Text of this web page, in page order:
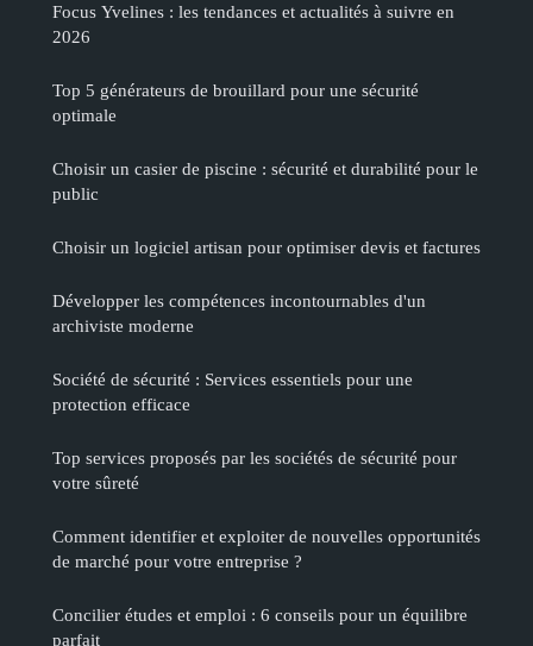
Focus Yvelines : les tendances et actualités à suivre en
2026
Top 5 générateurs de brouillard pour une sécurité
optimale
Choisir un casier de piscine : sécurité et durabilité pour le
public
Choisir un logiciel artisan pour optimiser devis et factures
Développer les compétences incontournables d'un
archiviste moderne
Société de sécurité : Services essentiels pour une
protection efficace
Top services proposés par les sociétés de sécurité pour
votre sûreté
Comment identifier et exploiter de nouvelles opportunités
de marché pour votre entreprise ?
Concilier études et emploi : 6 conseils pour un équilibre
parfait